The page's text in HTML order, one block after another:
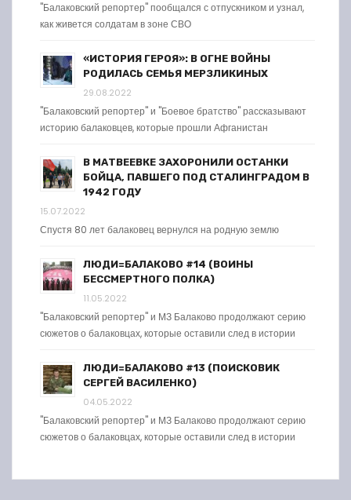
"Балаковский репортер" пообщался с отпускником и узнал,
как живется солдатам в зоне СВО
«ИСТОРИЯ ГЕРОЯ»: В ОГНЕ ВОЙНЫ
РОДИЛАСЬ СЕМЬЯ МЕРЗЛИКИНЫХ
29.08.2022
"Балаковский репортер" и "Боевое братство" рассказывают
историю балаковцев, которые прошли Афганистан
В МАТВЕЕВКЕ ЗАХОРОНИЛИ ОСТАНКИ
БОЙЦА, ПАВШЕГО ПОД СТАЛИНГРАДОМ В
1942 ГОДУ
15.07.2022
Спустя 80 лет балаковец вернулся на родную землю
ЛЮДИ=БАЛАКОВО #14 (ВОИНЫ
БЕССМЕРТНОГО ПОЛКА)
11.05.2022
"Балаковский репортер" и МЗ Балаково продолжают серию
сюжетов о балаковцах, которые оставили след в истории
ЛЮДИ=БАЛАКОВО #13 (ПОИСКОВИК
СЕРГЕЙ ВАСИЛЕНКО)
04.05.2022
"Балаковский репортер" и МЗ Балаково продолжают серию
сюжетов о балаковцах, которые оставили след в истории